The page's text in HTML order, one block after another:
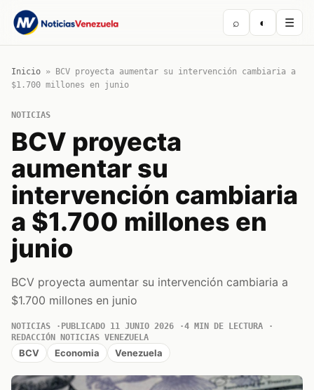
⌕ ◐ ☰
Inicio »
BCV proyecta aumentar su intervención cambiaria a
$1.700 millones en junio
NOTICIAS
BCV proyecta
aumentar su
intervención cambiaria
a $1.700 millones en
junio
BCV proyecta aumentar su intervención cambiaria a
$1.700 millones en junio
NOTICIAS PUBLICADO 11 JUNIO 2026
4 MIN DE LECTURA
REDACCIÓN NOTICIAS VENEZUELA
BCV Economia Venezuela